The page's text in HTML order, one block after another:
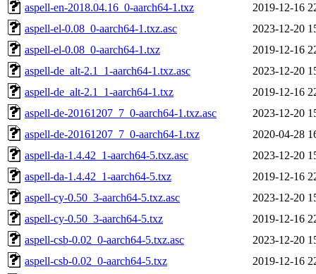
aspell-en-2018.04.16_0-aarch64-1.txz
2019-12-16
aspell-el-0.08_0-aarch64-1.txz.asc
2023-12-20
aspell-el-0.08_0-aarch64-1.txz
2019-12-16
aspell-de_alt-2.1_1-aarch64-1.txz.asc
2023-12-20
aspell-de_alt-2.1_1-aarch64-1.txz
2019-12-16
aspell-de-20161207_7_0-aarch64-1.txz.asc
2023-12-20
aspell-de-20161207_7_0-aarch64-1.txz
2020-04-28
aspell-da-1.4.42_1-aarch64-5.txz.asc
2023-12-20
aspell-da-1.4.42_1-aarch64-5.txz
2019-12-16
aspell-cy-0.50_3-aarch64-5.txz.asc
2023-12-20
aspell-cy-0.50_3-aarch64-5.txz
2019-12-16
aspell-csb-0.02_0-aarch64-5.txz.asc
2023-12-20
aspell-csb-0.02_0-aarch64-5.txz
2019-12-16